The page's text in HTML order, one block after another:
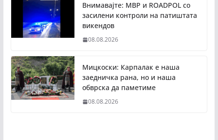
Внимавајте: МВР и ROADPOL со
засилени контроли на патиштата
викендов
08.08.2026
Мицкоски: Карпалак е наша
заедничка рана, но и наша
обврска да паметиме
08.08.2026